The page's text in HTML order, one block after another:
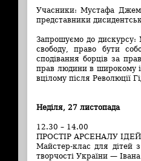
Учасники: Мустафа
представники
Запрошуємо до дискурсу:
свободу, право бути
сподівання борців за
прав людини в широкому
вцілому після Революції
Неділя, 27 листопада
12.30 – 14.00
ПРОСТІР АРСЕНАЛУ ІДЕЙ
Майстер-клас для дітей
творчості України —